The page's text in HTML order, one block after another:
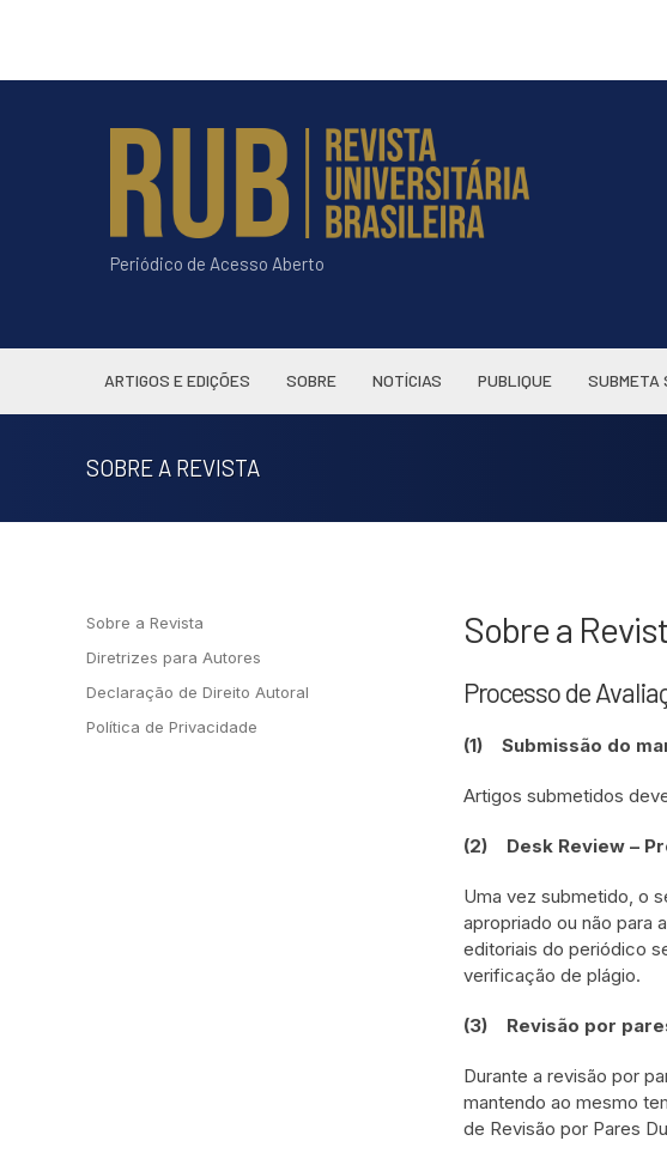
Periódico de Acesso Aberto
ARTIGOS E EDIÇÕES SOBRE NOTÍCIAS PUBLIQUE SUBMETA
SOBRE A REVISTA
Sobre a Revista
Diretrizes para Autores
Declaração de Direito Autoral
Política de Privacidade
Sobre a
Processo de
(1) Submissão do
Artigos submetidos
(2) Desk Review –
Uma vez submetido, o
apropriado ou não para
editoriais do periódico
verificação de plágio.
(3) Revisão por
Durante a revisão por
mantendo ao mesmo
de Revisão por Pares